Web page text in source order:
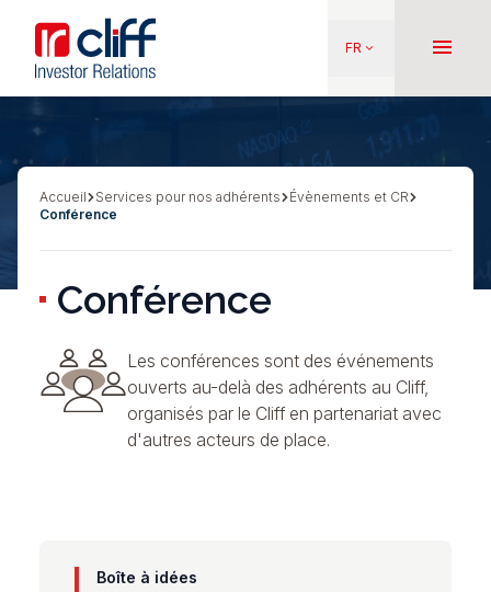
contenu
principal
Aller directement au contenu
FR keyboard_arrow_down menu
Fil
Accueil Services pour nos adhérents
Évènements et CR
Conférence
Conférence
Les conférences sont des événements
ouverts au-delà des adhérents au Cliff,
organisés par le Cliff en partenariat avec
d'autres acteurs de place.
Boîte à idées